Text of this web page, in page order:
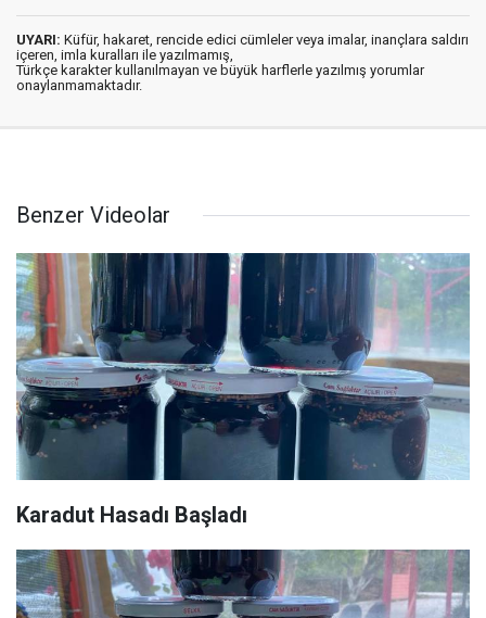
UYARI: Küfür, hakaret, rencide edici cümleler veya imalar, inançlara saldırı
içeren, imla kuralları ile yazılmamış,
Türkçe karakter kullanılmayan ve büyük harflerle yazılmış yorumlar
onaylanmamaktadır.
Benzer Videolar
Karadut Hasadı Başladı